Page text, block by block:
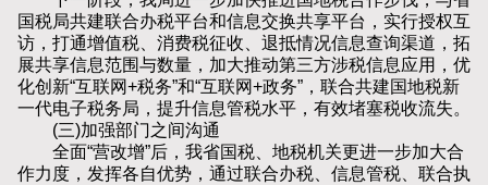
国税局共建联合办税平台和信息交换共享平台，实行授权互
访，打通增值税、消费税征收、退抵情况信息查询渠道，拓
展共享信息范围与数量，加大推动第三方涉税信息应用，优
化创新“互联网+税务”和“互联网+政务”，联合共建国地税新
一代电子税务局，提升信息管税水平，有效堵塞税收流失。
(三)加强部门之间沟通
全面“营改增”后，我省国税、地税机关更进一步加大合
作力度，发挥各自优势，通过联合办税、信息管税、联合执